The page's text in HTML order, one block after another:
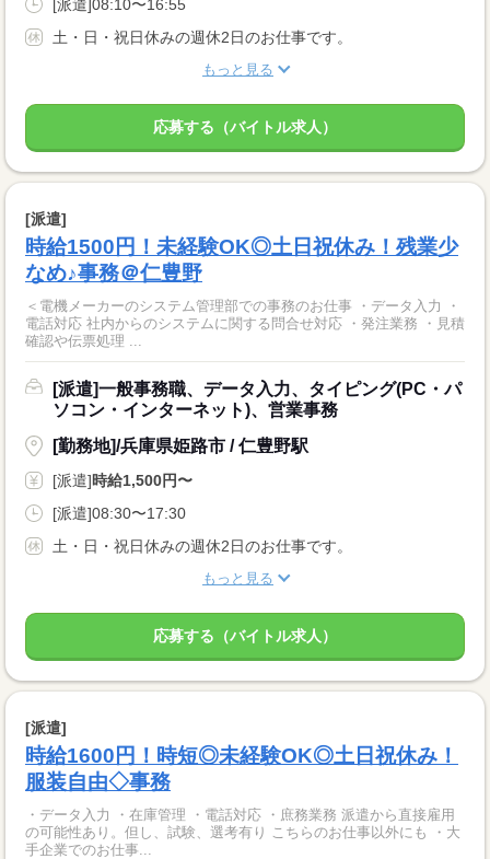
[派遣]08:10〜16:55
土・日・祝日休みの週休2日のお仕事です。
もっと見る
応募する（バイトル求人）
[派遣]
時給1500円！未経験OK◎土日祝休み！残業少
なめ♪事務＠仁豊野
＜電機メーカーのシステム管理部での事務のお仕事 ・データ入力 ・
電話対応 社内からのシステムに関する問合せ対応 ・発注業務 ・見積
確認や伝票処理 ...
[派遣]一般事務職、データ入力、タイピング(PC・パ
ソコン・インターネット)、営業事務
[勤務地]/兵庫県姫路市 / 仁豊野駅
[派遣]時給1,500円〜
[派遣]08:30〜17:30
土・日・祝日休みの週休2日のお仕事です。
もっと見る
応募する（バイトル求人）
[派遣]
時給1600円！時短◎未経験OK◎土日祝休み！
服装自由◇事務
・データ入力 ・在庫管理 ・電話対応 ・庶務業務 派遣から直接雇用
の可能性あり。但し、試験、選考有り こちらのお仕事以外にも ・大
手企業でのお仕事...